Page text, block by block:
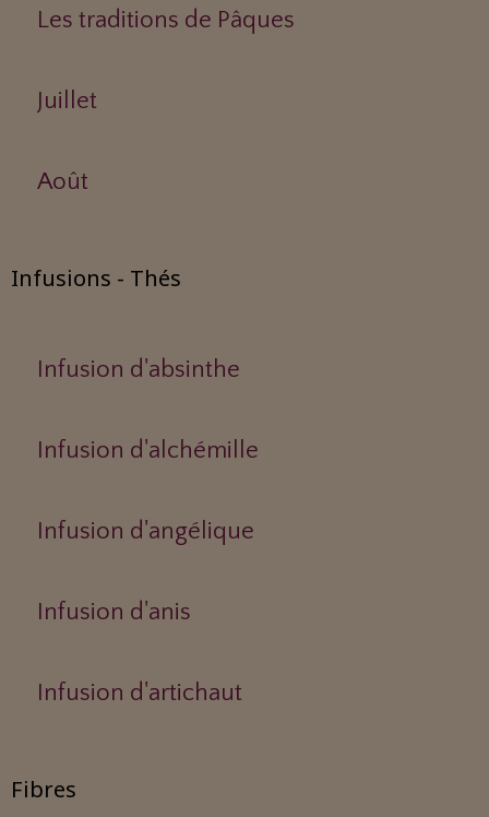
Les traditions de Pâques
Juillet
Août
Infusions - Thés
Infusion d'absinthe
Infusion d'alchémille
Infusion d'angélique
Infusion d'anis
Infusion d'artichaut
Fibres